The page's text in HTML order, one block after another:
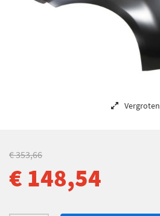
Vergroten
€ 353,66
€ 148,54